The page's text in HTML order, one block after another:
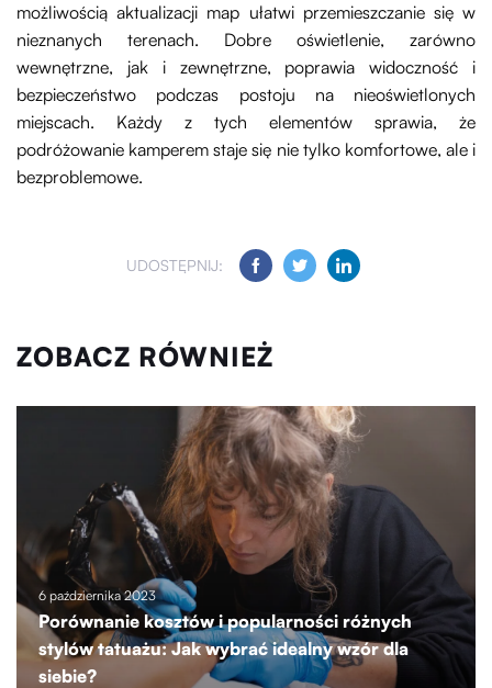
możliwością aktualizacji map ułatwi przemieszczanie się w
nieznanych terenach. Dobre oświetlenie, zarówno
wewnętrzne, jak i zewnętrzne, poprawia widoczność i
bezpieczeństwo podczas postoju na nieoświetlonych
miejscach. Każdy z tych elementów sprawia, że
podróżowanie kamperem staje się nie tylko komfortowe, ale i
bezproblemowe.
UDOSTĘPNIJ:
ZOBACZ RÓWNIEŻ
6 października 2023
Porównanie kosztów i popularności różnych
stylów tatuażu: Jak wybrać idealny wzór dla
siebie?